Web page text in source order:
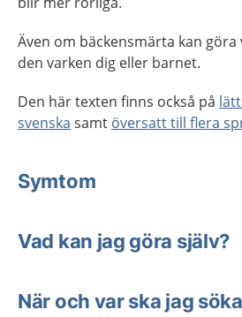
Även om bäckensmärta kan
den varken dig eller barnet.
Den här texten finns också på
svenska samt översatt till flera
Symtom
Vad kan jag göra själv?
När och var ska jag